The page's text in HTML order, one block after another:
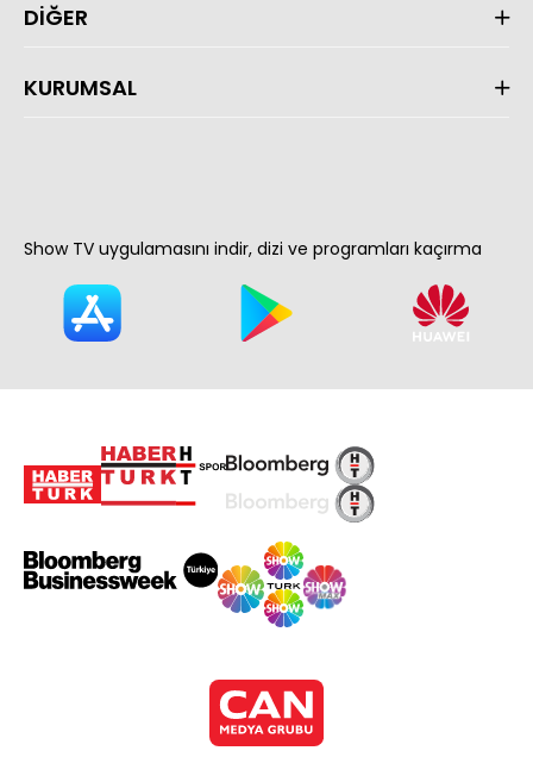
DİĞER
KURUMSAL
Show TV uygulamasını indir, dizi ve programları kaçırma